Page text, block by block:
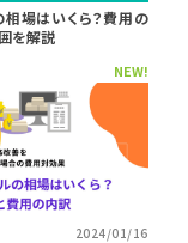
相場はいくら？費用の
を解説
NEW!
2024/01/16